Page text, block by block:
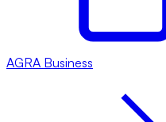
AGRA Business